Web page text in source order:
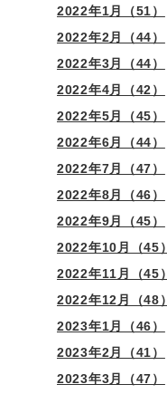
2022年1月（51）
2022年2月（44）
2022年3月（44）
2022年4月（42）
2022年5月（45）
2022年6月（44）
2022年7月（47）
2022年8月（46）
2022年9月（45）
2022年10月（45）
2022年11月（45）
2022年12月（48）
2023年1月（46）
2023年2月（41）
2023年3月（47）